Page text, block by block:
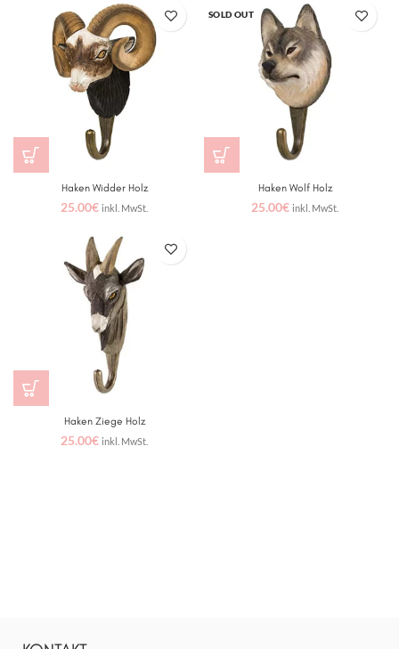
Haken Widder Holz
25.00€ inkl. MwSt.
SOLD OUT
Haken Wolf Holz
25.00€ inkl. MwSt.
Haken Ziege Holz
25.00€ inkl. MwSt.